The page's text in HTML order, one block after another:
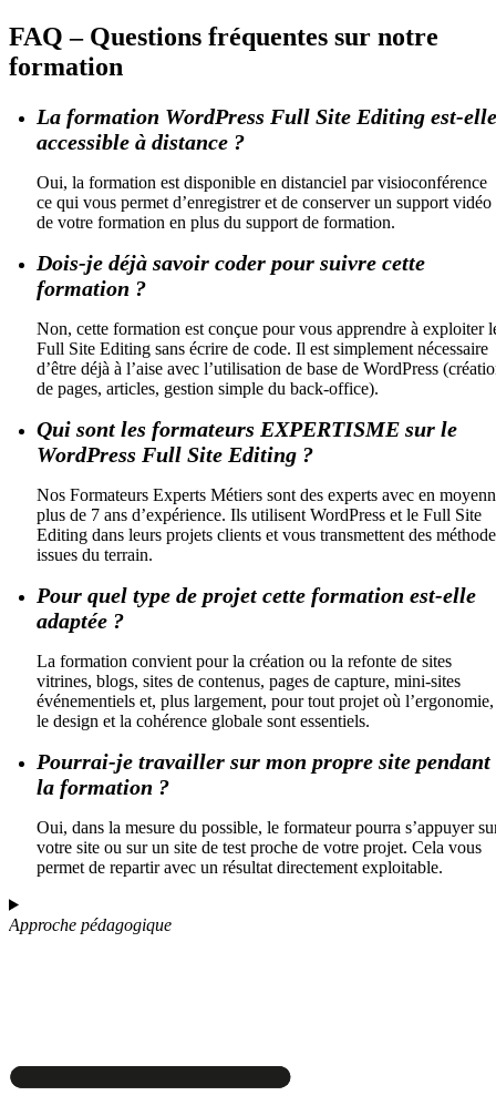
FAQ – Questions fréquentes sur notre
formation
La formation WordPress Full Site Editing est-elle
accessible à distance ?
Oui, la formation est disponible en distanciel par visioconférence
ce qui vous permet d’enregistrer et de conserver un support vidéo
de votre formation en plus du support de formation.
Dois-je déjà savoir coder pour suivre cette
formation ?
Non, cette formation est conçue pour vous apprendre à exploiter
Full Site Editing sans écrire de code. Il est simplement nécessaire
d’être déjà à l’aise avec l’utilisation de base de WordPress
de pages, articles, gestion simple du back-office).
Qui sont les formateurs EXPERTISME sur le
WordPress Full Site Editing ?
Nos Formateurs Experts Métiers sont des experts avec en
plus de 7 ans d’expérience. Ils utilisent WordPress et le Full Site
Editing dans leurs projets clients et vous transmettent des
issues du terrain.
Pour quel type de projet cette formation est-elle
adaptée ?
La formation convient pour la création ou la refonte de sites
vitrines, blogs, sites de contenus, pages de capture, mini-sites
événementiels et, plus largement, pour tout projet où l’ergonomie,
le design et la cohérence globale sont essentiels.
Pourrai-je travailler sur mon propre site pendant
la formation ?
Oui, dans la mesure du possible, le formateur pourra s’appuyer
votre site ou sur un site de test proche de votre projet. Cela vous
permet de repartir avec un résultat directement exploitable.
Approche pédagogique